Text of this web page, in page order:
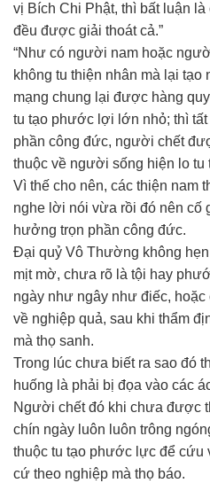
vị Bích Chi Phật, thì bất luận
đều được giải thoát cả.”
“Như có người nam hoặc
không tu thiện nhân mà lại tạo
mạng chung lại được hàng
tu tạo phước lợi lớn nhỏ; thì
phần công đức, người chết
thuộc về người sống hiện lo tu
Vì thế cho nên, các thiện nam
nghe lời nói vừa rồi đó nên cố
hưởng trọn phần công đức.
Đại quỷ Vô Thường không
mịt mờ, chưa rõ là tội hay
ngày như ngây như điếc,
về nghiệp quả, sau khi thẩm
mà thọ sanh.
Trong lúc chưa biết ra sao đó
huống là phải bị đọa vào các
Người chết đó khi chưa được
chín ngày luôn luôn trông
thuộc tu tạo phước lực để cứu
cứ theo nghiệp mà thọ báo.